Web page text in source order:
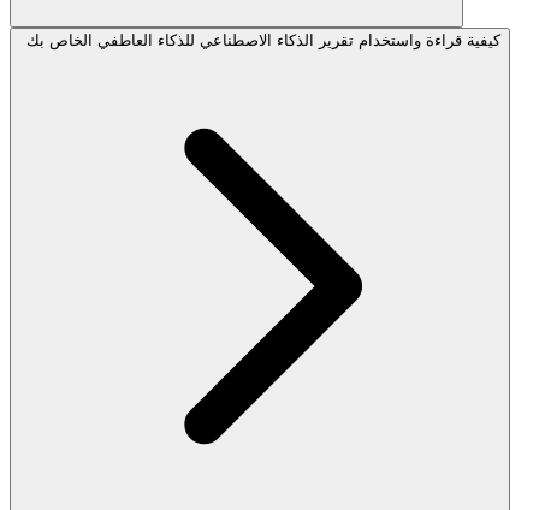
كيفية قراءة واستخدام تقرير الذكاء الاصطناعي للذكاء العاطفي الخاص بك